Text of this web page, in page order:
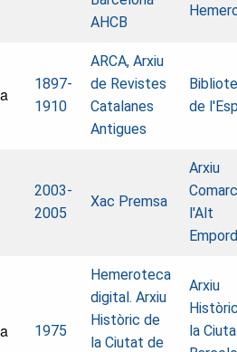
AHCB
1897-
1910
ARCA, Arxiu
de Revistes
Catalanes
Antigues
de
2003-
2005
Xac Premsa
Arxiu
l'Alt
1975
Hemeroteca
digital. Arxiu
Històric de
la Ciutat de
Arxiu
la